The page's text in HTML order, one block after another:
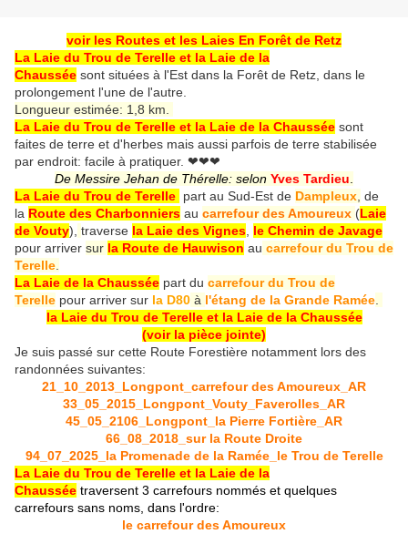
voir les Routes et les Laies En Forêt de Retz
La Laie du Trou de Terelle et la Laie de la
Chaussée sont situées à l'Est dans la Forêt de Retz, dans le
prolongement l'une de l'autre.
Longueur estimée: 1,8 km.
La Laie du Trou de Terelle et la Laie de la Chaussée sont
faites de terre et d'herbes mais aussi parfois de terre stabilisée
par endroit: facile à pratiquer. ❤❤❤
De Messire Jehan de Thérelle: selon Yves Tardieu
La Laie du Trou de Terelle part au Sud-Est de Dampleux de
la Route des Charbonniers au carrefour des Amoureux (Laie
de Vouty), traverse la Laie des Vignes le Chemin de Javage
pour arriver sur la Route de Hauwison au carrefour du Trou de
Terelle
La Laie de la Chaussée part du carrefour du Trou de
Terelle pour arriver sur la D80 à l'étang de la Grande Ramée
la Laie du Trou de Terelle et la Laie de la Chaussée
(voir la pièce jointe)
Je suis passé sur cette Route Forestière notamment lors des
randonnées suivantes:
21_10_2013_Longpont_carrefour des Amoureux_AR
33_05_2015_Longpont_Vouty_Faverolles_AR
45_05_2106_Longpont_la Pierre Fortière_AR
66_08_2018_sur la Route Droite
94_07_2025_la Promenade de la Ramée_le Trou de Terelle
La Laie du Trou de Terelle et la Laie de la
Chaussée traversent 3 carrefours nommés et quelques
carrefours sans noms, dans l'ordre:
le carrefour des Amoureux